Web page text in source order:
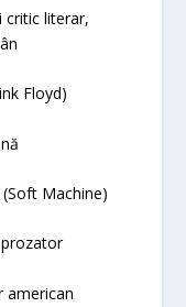
critic literar,
Floyd)
Machine)
prozator
american